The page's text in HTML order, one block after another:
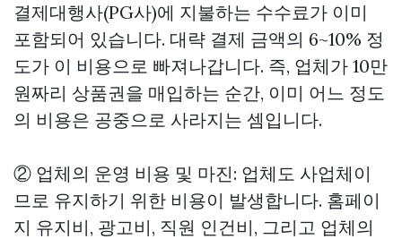
결제대행사(PG사)에 지불하는 수수료가 이미
포함되어 있습니다. 대략 결제 금액의 6~10% 정
도가 이 비용으로 빠져나갑니다. 즉, 업체가 10만
원짜리 상품권을 매입하는 순간, 이미 어느 정도
의 비용은 공중으로 사라지는 셈입니다.
② 업체의 운영 비용 및 마진: 업체도 사업체이
므로 유지하기 위한 비용이 발생합니다. 홈페이
지 유지비, 광고비, 직원 인건비, 그리고 업체의